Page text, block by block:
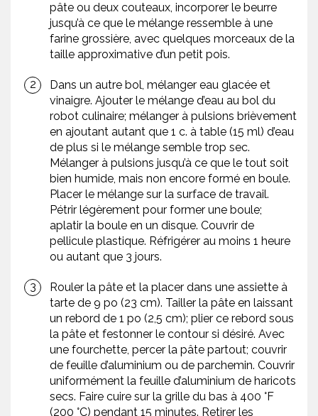
pâte ou deux couteaux, incorporer le beurre
jusqu’à ce que le mélange ressemble à une
farine grossière, avec quelques morceaux de la
taille approximative d’un petit pois.
Dans un autre bol, mélanger eau glacée et
vinaigre. Ajouter le mélange d’eau au bol du
robot culinaire; mélanger à pulsions brièvement
en ajoutant autant que 1 c. à table (15 ml) d’eau
de plus si le mélange semble trop sec.
Mélanger à pulsions jusqu’à ce que le tout soit
bien humide, mais non encore formé en boule.
Placer le mélange sur la surface de travail.
Pétrir légèrement pour former une boule;
aplatir la boule en un disque. Couvrir de
pellicule plastique. Réfrigérer au moins 1 heure
ou autant que 3 jours.
Rouler la pâte et la placer dans une assiette à
tarte de 9 po (23 cm). Tailler la pâte en laissant
un rebord de 1 po (2,5 cm); plier ce rebord sous
la pâte et festonner le contour si désiré. Avec
une fourchette, percer la pâte partout; couvrir
de feuille d’aluminium ou de parchemin. Couvrir
uniformément la feuille d’aluminium de haricots
secs. Faire cuire sur la grille du bas à 400 °F
(200 °C) pendant 15 minutes. Retirer les